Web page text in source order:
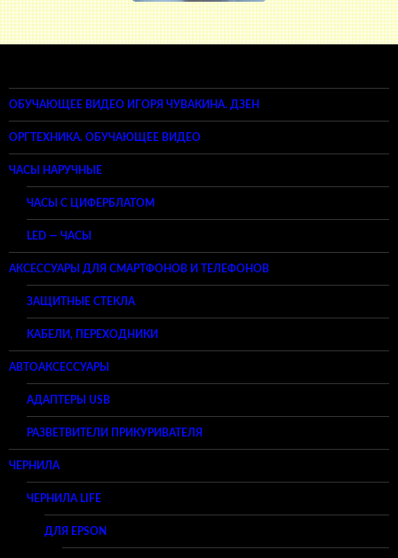
ОБУЧАЮЩЕЕ ВИДЕО ИГОРЯ ЧУВАКИНА. ДЗЕН
ОРГТЕХНИКА. ОБУЧАЮЩЕЕ ВИДЕО
ЧАСЫ НАРУЧНЫЕ
ЧАСЫ С ЦИФЕРБЛАТОМ
LED — ЧАСЫ
АКСЕССУАРЫ ДЛЯ СМАРТФОНОВ И ТЕЛЕФОНОВ
ЗАЩИТНЫЕ СТЕКЛА
КАБЕЛИ, ПЕРЕХОДНИКИ
АВТОАКСЕССУАРЫ
АДАПТЕРЫ USB
РАЗВЕТВИТЕЛИ ПРИКУРИВАТЕЛЯ
ЧЕРНИЛА
ЧЕРНИЛА LIFE
ДЛЯ EPSON